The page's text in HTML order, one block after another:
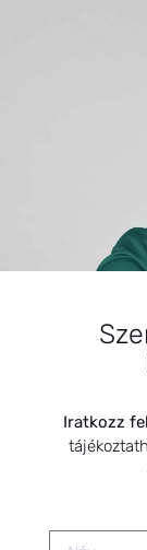
Sziasztok!
férfiak
Iratkozz